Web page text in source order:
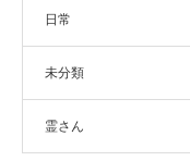
日常
未分類
霊さん